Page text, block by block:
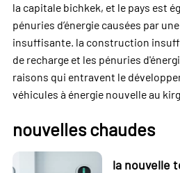
la capitale bichkek, et le pays est
pénuries d’énergie causées par
insuffisante. la construction
de recharge et les pénuries
raisons qui entravent le
véhicules à énergie nouvelle au
nouvelles chaudes
la nouvelle